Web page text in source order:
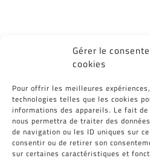
Gérer le
cookies
Pour offrir les meilleures
technologies telles que les cookies
informations des appareils. Le fait
nous permettra de traiter des
de navigation ou les ID uniques sur
consentir ou de retirer son
sur certaines caractéristiques et
Tous Droits Réservés © Cid-